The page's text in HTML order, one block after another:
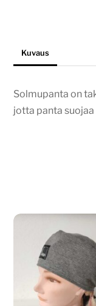
Kuvaus
Solmupanta on
jotta panta